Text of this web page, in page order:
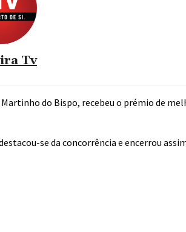
Tv
do Bispo, recebeu o prémio de
se da concorrência e encerrou